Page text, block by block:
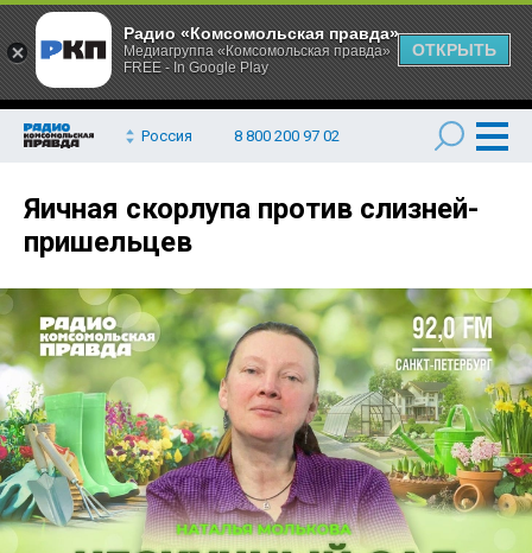
Россия 8 800 200 97 02
Яичная скорлупа против слизней-
пришельцев
Радио «Комсомольская правда»
Медиагруппа «Комсомольская правда»
FREE - In Google Play
ОТКРЫТЬ